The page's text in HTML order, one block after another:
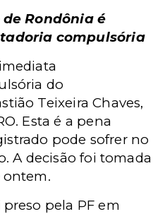
Rondônia é
compulsória
do
Teixeira Chaves,
Esta é a pena
pode sofrer no
A decisão foi tomada
ontem.
pela PF em